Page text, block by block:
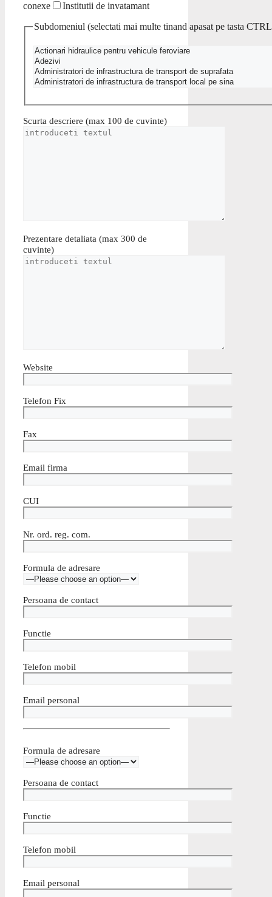
conexe
Institutii de invatamant
Subdomeniul (selectati mai multe tinand apasat pe tasta
Scurta descriere (max 100 de cuvinte)
Prezentare detaliata (max 300 de
cuvinte)
Website
Telefon Fix
Fax
Email firma
CUI
Nr. ord. reg. com.
Formula de adresare
Persoana de contact
Functie
Telefon mobil
Email personal
Formula de adresare
Persoana de contact
Functie
Telefon mobil
Email personal